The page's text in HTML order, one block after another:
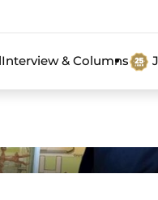
Interview & Columns